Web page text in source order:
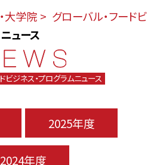
大学院
グローバル・フードビ
ニュース
ビジネス・プログラムニュース
2025年度
2024年度